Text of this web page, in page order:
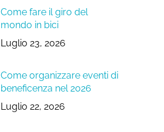
Come fare il giro del
mondo in bici
Luglio 23, 2026
Come organizzare eventi di
beneficenza nel 2026
Luglio 22, 2026